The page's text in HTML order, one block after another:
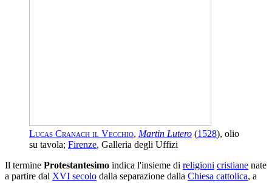
Lucas Cranach il Vecchio, Martin Lutero (1528), olio
su tavola; Firenze, Galleria degli Uffizi
Il termine Protestantesimo indica l'insieme di religioni cristiane nate
a partire dal XVI secolo dalla separazione dalla Chiesa cattolica, a